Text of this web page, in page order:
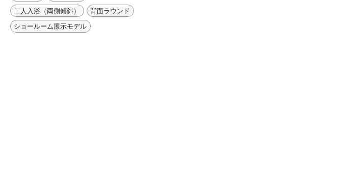
二人入浴（両側傾斜） 背面ラウンド
ショールーム展示モデル